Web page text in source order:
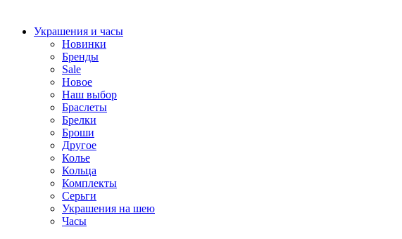
Украшения и часы
Новинки
Бренды
Sale
Новое
Наш выбор
Браслеты
Брелки
Броши
Другое
Колье
Кольца
Комплекты
Серьги
Украшения на шею
Часы